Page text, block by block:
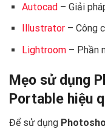
Autocad– Giải
Illustrator– Công
Lightroom– Phần
Mẹo sử dụng
Portable hiệu
Để sử dụng